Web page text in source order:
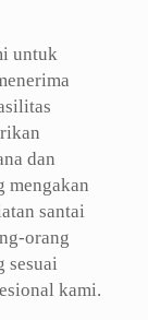
untuk
dan
mengakan
santai
orang
sesuai
kami.